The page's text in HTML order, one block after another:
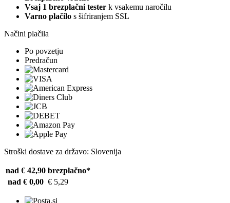
Vsaj 1 brezplačni tester k vsakemu naročilu
Varno plačilo s šifriranjem SSL
Načini plačila
Po povzetju
Predračun
Stroški dostave za državo: Slovenija
nad € 42,90 brezplačno*
nad € 0,00 € 5,29